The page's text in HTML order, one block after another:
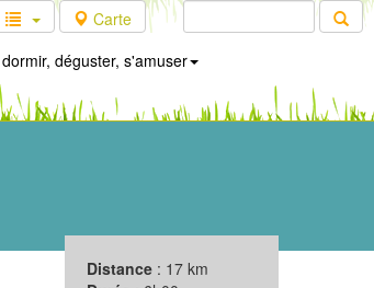
Carte
déguster, s'amuser
Distance : 17 km